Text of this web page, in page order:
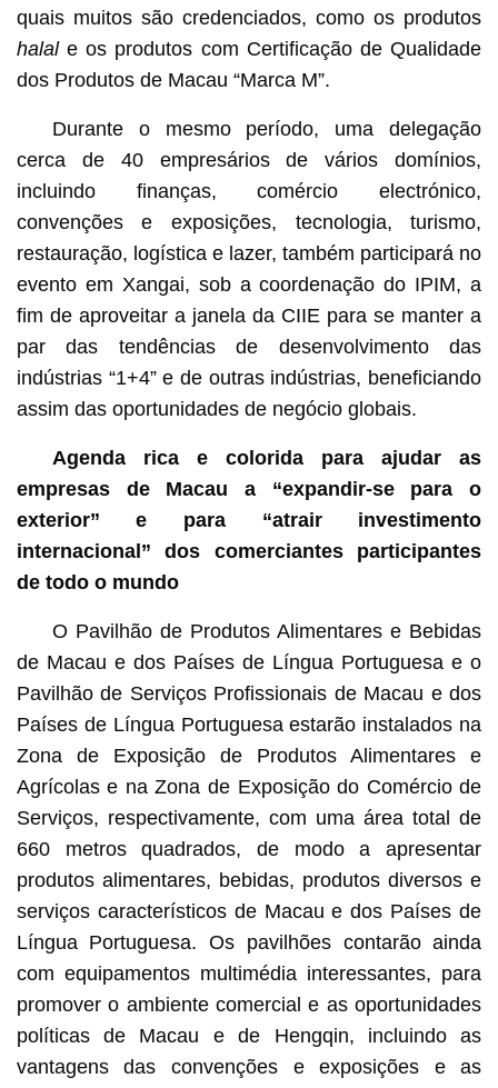
quais muitos são credenciados, como os produtos
halale os produtos com Certificação de Qualidade
dos Produtos de Macau “Marca M”.
Durante o mesmo período, uma delegação
cerca de 40 empresários de vários domínios,
incluindo finanças, comércio electrónico,
convenções e exposições, tecnologia, turismo,
restauração, logística e lazer, também participará no
evento em Xangai, sob a coordenação do IPIM, a
fim de aproveitar a janela da CIIE para se manter a
par das tendências de desenvolvimento das
indústrias “1+4” e de outras indústrias, beneficiando
assim das oportunidades de negócio globais.
Agenda rica e colorida para ajudar as
empresas de Macau a “expandir-se para o
exterior” e para “atrair investimento
internacional” dos comerciantes participantes
de todo o mundo
O Pavilhão de Produtos Alimentares e Bebidas
de Macau e dos Países de Língua Portuguesa e o
Pavilhão de Serviços Profissionais de Macau e dos
Países de Língua Portuguesa estarão instalados na
Zona de Exposição de Produtos Alimentares e
Agrícolas e na Zona de Exposição do Comércio de
Serviços, respectivamente, com uma área total de
660 metros quadrados, de modo a apresentar
produtos alimentares, bebidas, produtos diversos e
serviços característicos de Macau e dos Países de
Língua Portuguesa. Os pavilhões contarão ainda
com equipamentos multimédia interessantes, para
promover o ambiente comercial e as oportunidades
políticas de Macau e de Hengqin, incluindo as
vantagens das convenções e exposições e as